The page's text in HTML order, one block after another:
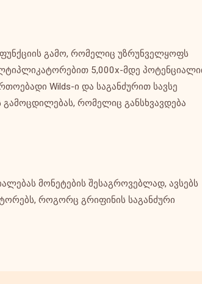
ფუნქციის გამო, რომელიც უზრუნველყოფს
5,000x-მდე
Wilds-ი და საგანძურით სავსე
რომელიც განსხვავდება
მონეტების შესაგროვებლად, ავსებს
როგორც გრიფინის საგანძური